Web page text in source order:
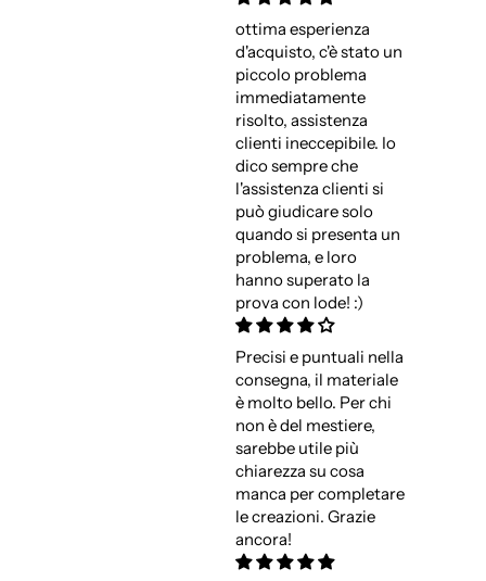
ottima esperienza
d'acquisto, c'è stato un
piccolo problema
immediatamente
risolto, assistenza
clienti ineccepibile. Io
dico sempre che
l'assistenza clienti si
può giudicare solo
quando si presenta un
problema, e loro
hanno superato la
prova con lode! :)
Precisi e puntuali nella
consegna, il materiale
è molto bello. Per chi
non è del mestiere,
sarebbe utile più
chiarezza su cosa
manca per completare
le creazioni. Grazie
ancora!